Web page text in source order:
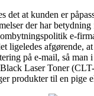
det at kunden er
der har
e-
ligeledes afgørende,
på e-mail, så man
Laser Toner
produkter til en pige